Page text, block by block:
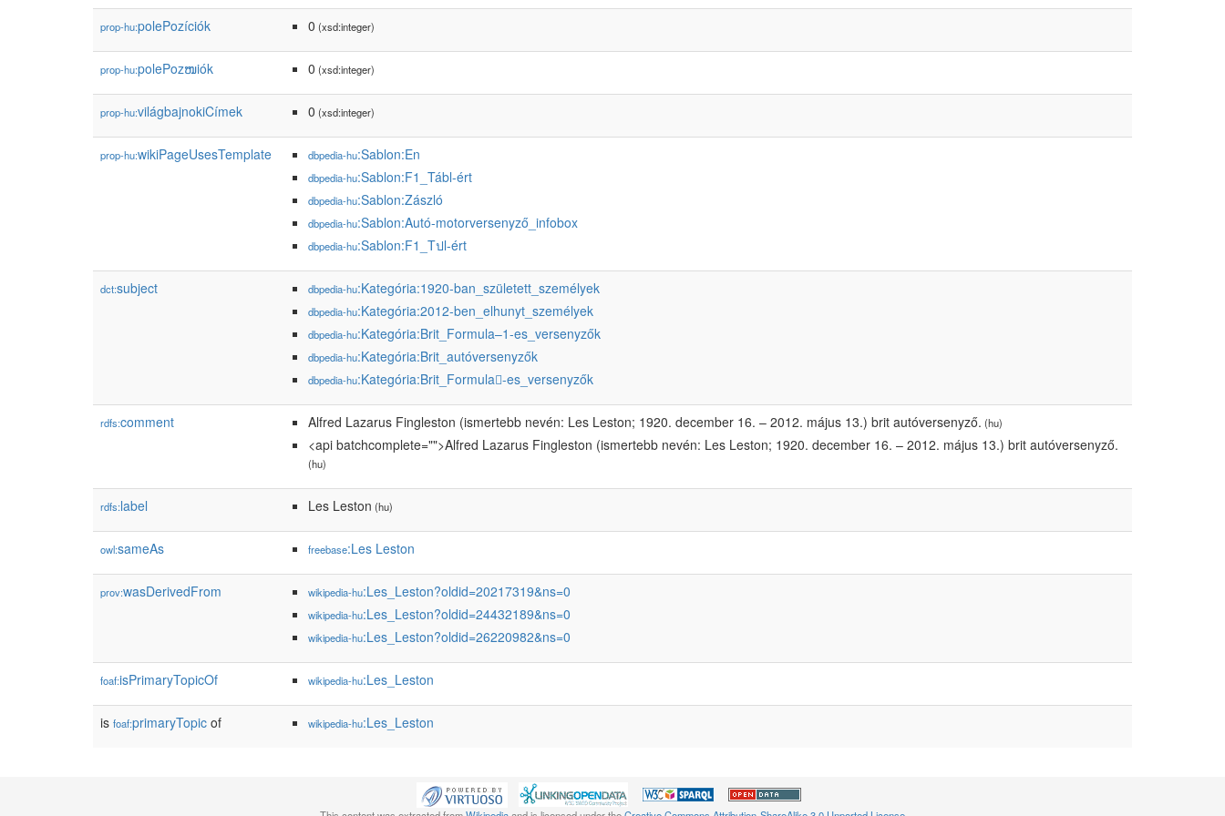
prop-hu:polePozíciók 0 (xsd:integer)
prop-hu:polePozໜiók 0 (xsd:integer)
prop-hu:világbajnokiCímek 0 (xsd:integer)
prop-hu:wikiPageUsesTemplate dbpedia-hu:Sablon:En
dbpedia-hu:Sablon:F1_Tábl-ért
dbpedia-hu:Sablon:Zászló
dbpedia-hu:Sablon:Autó-motorversenyző_infobox
dbpedia-hu:Sablon:F1_Tปl-ért
dct:subject dbpedia-hu:Kategória:1920-ban_született_személyek
dbpedia-hu:Kategória:2012-ben_elhunyt_személyek
dbpedia-hu:Kategória:Brit_Formula–1-es_versenyzők
dbpedia-hu:Kategória:Brit_autóversenyzők
dbpedia-hu:Kategória:Brit_Formula𠄱-es_versenyzők
rdfs:comment Alfred Lazarus Fingleston (ismertebb nevén: Les Leston; 1920. december 16. – 2012. május 13.) brit autóversenyző. (hu)
<api batchcomplete="">Alfred Lazarus Fingleston (ismertebb nevén: Les Leston; 1920. december 16. – 2012. május 13.) brit autóversenyző.
(hu)
rdfs:label Les Leston (hu)
owl:sameAs freebase:Les Leston
prov:wasDerivedFrom wikipedia-hu:Les_Leston?oldid=20217319&ns=0
wikipedia-hu:Les_Leston?oldid=24432189&ns=0
wikipedia-hu:Les_Leston?oldid=26220982&ns=0
foaf:isPrimaryTopicOf wikipedia-hu:Les_Leston
is foaf:primaryTopic of wikipedia-hu:Les_Leston